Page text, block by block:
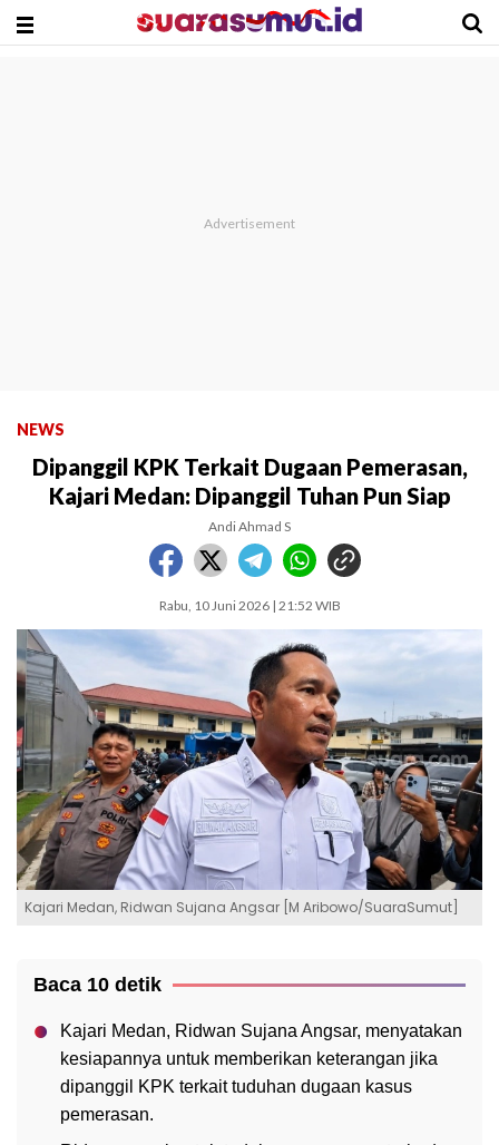
NEWS
Dipanggil KPK Terkait Dugaan Pemerasan,
Kajari Medan: Dipanggil Tuhan Pun Siap
Andi Ahmad S
Rabu, 10 Juni 2026 | 21:52 WIB
Kajari Medan, Ridwan Sujana Angsar [M Aribowo/SuaraSumut]
Baca 10 detik
Kajari Medan, Ridwan Sujana Angsar, menyatakan
kesiapannya untuk memberikan keterangan jika
dipanggil KPK terkait tuduhan dugaan kasus
pemerasan.